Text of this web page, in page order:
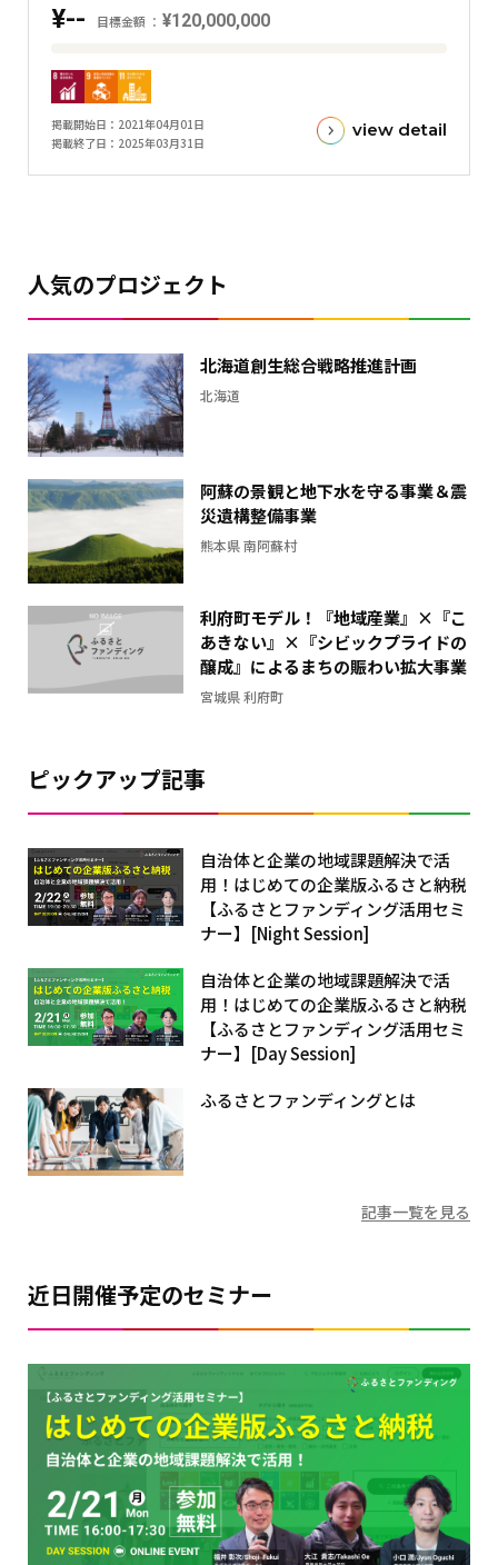
ラ
¥-- 目標金額 ¥120,000,000
標
金
額
金
額
と
の
差
を
表
し
た
横
グ
ラ
掲載開始日
2021年04月01日
掲載終了日
2025年03月31日
view detail
人気のプロジェクト
北海道創生総合戦略推進計画
北海道
阿蘇の景観と地下水を守る事業＆震
災遺構整備事業
熊本県 南阿蘇村
利府町モデル！『地域産業』×『こ
あきない』×『シビックプライドの
醸成』によるまちの賑わい拡大事業
宮城県 利府町
ピックアップ記事
自治体と企業の地域課題解決で活
用！はじめての企業版ふるさと納税
【ふるさとファンディング活用セミ
ナー】[Night Session]
自治体と企業の地域課題解決で活
用！はじめての企業版ふるさと納税
【ふるさとファンディング活用セミ
ナー】[Day Session]
ふるさとファンディングとは
記事一覧を見る
近日開催予定のセミナー